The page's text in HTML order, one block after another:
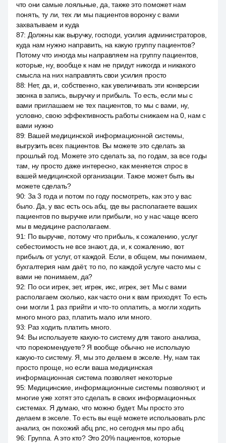
что они самые лояльные, да, также это поможет нам
понять, ту ли, тех ли мы пациентов воронку с вами
захватываем и куда
87: Должны как выручку, господи, усилия администраторов,
куда нам нужно направить, на какую группу пациентов?
Потому что иногда мы направляем на группу пациентов,
которые, ну, вообще к нам не придут никогда и никакого
смысла на них направлять свои усилия просто
88: Нет, да, и, собственно, как увеличивать эти конверсии
звонка в запись, выручку и прибыль. То есть, если мы с
вами приглашаем не тех пациентов, то мы с вами, ну,
условно, свою эффективность работы снижаем на 0, нам с
вами нужно
89: Вашей медицинской информационной системы,
выгрузить всех пациентов. Вы можете это сделать за
прошлый год. Можете это сделать за, по годам, за все годы
там, ну просто даже интересно, как меняется спрос в
вашей медицинской организации. Такое может быть вы
можете сделать?
90: За 3 года и потом по году посмотреть, как это у вас
было. Да, у вас есть ось абц, где вы располагаете ваших
пациентов по выручке или прибыли, но у нас чаще всего
мы в медицине располагаем.
91: По выручке, потому что прибыль, к сожалению, услуг
себестоимость не все знают, да, и, к сожалению, вот
прибыль от услуг, от каждой. Если, в общем, мы понимаем,
бухгалтерия нам даёт, то по, по каждой услуге часто мы с
вами не понимаем, да?
92: По оси игрек, зет, игрек, икс, игрек, зет. Мы с вами
располагаем сколько, как часто они к вам приходят. То есть
они могли 1 раз прийти и что-то оплатить, а могли ходить
много много раз, платить мало или много.
93: Раз ходить платить много.
94: Вы используете какую-то систему для такого анализа,
что порекомендуете? Я вообще обычно не использую
какую-то систему. Я, мы это делаем в экселе. Ну, нам так
просто проще, но если ваша медицинская
информационная система позволяет некоторые
95: Медицинские, информационные системы позволяют, и
многие уже хотят это сделать в своих информационных
системах. Я думаю, что можно будет. Мы просто это
делаем в экселе. То есть вы ещё можете использовать рлс
анализ, он похожий абц рлс, но сегодня мы про абц
96: Группа. А это кто? Это 20% пациентов, которые